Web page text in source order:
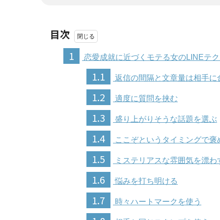
目次
1
恋愛成就に近づくモテる女のLINEテク
1.1 返信の間隔と文章量は相手に
1.2 適度に質問を挟む
1.3 盛り上がりそうな話題を選ぶ
1.4 ここぞというタイミングで褒
1.5 ミステリアスな雰囲気を漂わ
1.6 悩みを打ち明ける
1.7 時々ハートマークを使う